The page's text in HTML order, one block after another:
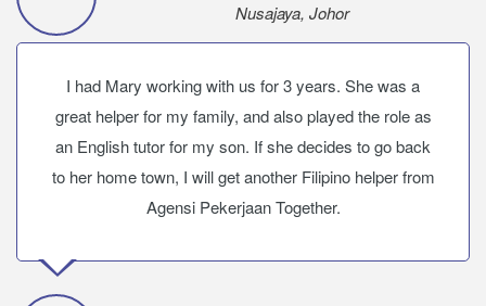
Nusajaya, Johor
I had Mary working with us for 3 years. She was a
great helper for my family, and also played the role as
an English tutor for my son. If she decides to go back
to her home town, I will get another Filipino helper from
Agensi Pekerjaan Together.